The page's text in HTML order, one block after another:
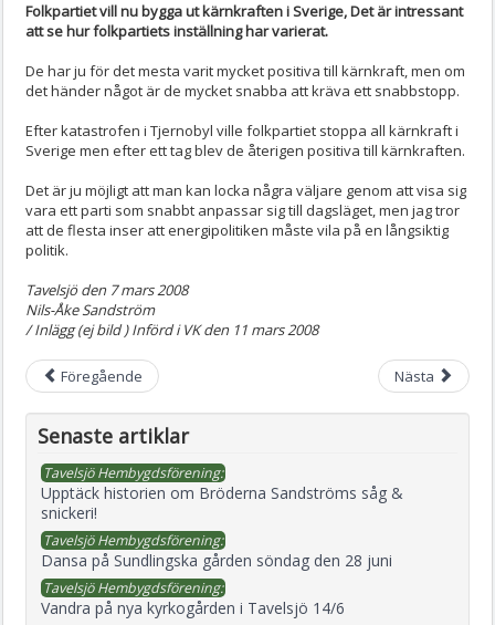
Folkpartiet vill nu bygga ut kärnkraften i Sverige, Det är intressant
att se hur folkpartiets inställning har varierat.
De har ju för det mesta varit mycket positiva till kärnkraft, men om
det händer något är de mycket snabba att kräva ett snabbstopp.
Efter katastrofen i Tjernobyl ville folkpartiet stoppa all kärnkraft i
Sverige men efter ett tag blev de återigen positiva till kärnkraften.
Det är ju möjligt att man kan locka några väljare genom att visa sig
vara ett parti som snabbt anpassar sig till dagsläget, men jag tror
att de flesta inser att energipolitiken måste vila på en långsiktig
politik.
Tavelsjö den 7 mars 2008
Nils-Åke Sandström
/ Inlägg (ej bild ) Införd i VK den 11 mars 2008
Föregående Nästa
Senaste artiklar
Tavelsjö Hembygdsförening:
Upptäck historien om Bröderna Sandströms såg &
snickeri!
Tavelsjö Hembygdsförening:
Dansa på Sundlingska gården söndag den 28 juni
Tavelsjö Hembygdsförening:
Vandra på nya kyrkogården i Tavelsjö 14/6